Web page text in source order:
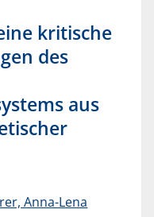
kritische
des
aus
Anna-Lena